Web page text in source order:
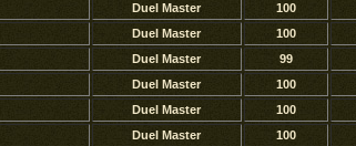
Duel Master 100
Duel Master 100
Duel Master 99
Duel Master 100
Duel Master 100
Duel Master 100